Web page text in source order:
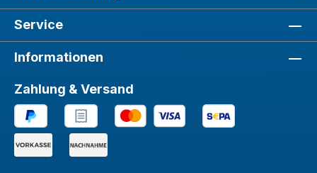
Service
Informationen
Zahlung & Versand